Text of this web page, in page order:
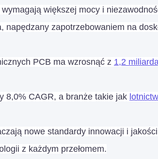
większej mocy i
zapotrzebowaniem na
PCB ma wzrosnąć z 1,2
8,0% CAGR, a branże takie jak
nowe standardy innowacji i
z każdym przełomem.